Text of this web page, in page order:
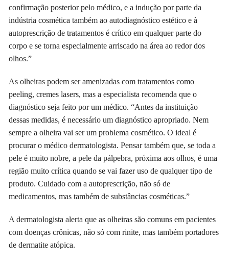
confirmação posterior pelo médico, e a indução por parte da
indústria cosmética também ao autodiagnóstico estético e à
autoprescrição de tratamentos é crítico em qualquer parte do
corpo e se torna especialmente arriscado na área ao redor dos
olhos.”
As olheiras podem ser amenizadas com tratamentos como
peeling, cremes lasers, mas a especialista recomenda que o
diagnóstico seja feito por um médico. “Antes da instituição
dessas medidas, é necessário um diagnóstico apropriado. Nem
sempre a olheira vai ser um problema cosmético. O ideal é
procurar o médico dermatologista. Pensar também que, se toda a
pele é muito nobre, a pele da pálpebra, próxima aos olhos, é uma
região muito crítica quando se vai fazer uso de qualquer tipo de
produto. Cuidado com a autoprescrição, não só de
medicamentos, mas também de substâncias cosméticas.”
A dermatologista alerta que as olheiras são comuns em pacientes
com doenças crônicas, não só com rinite, mas também portadores
de dermatite atópica.